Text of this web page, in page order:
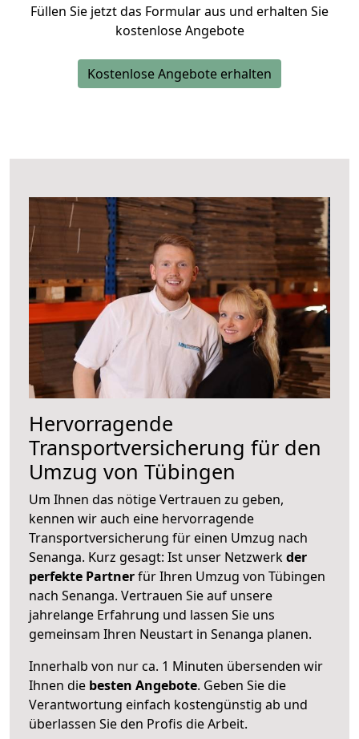
Füllen Sie jetzt das Formular aus und erhalten Sie
kostenlose Angebote
Kostenlose Angebote erhalten
Hervorragende
Transportversicherung für den
Umzug von Tübingen
Um Ihnen das nötige Vertrauen zu geben,
kennen wir auch eine hervorragende
Transportversicherung für einen Umzug nach
Senanga. Kurz gesagt: Ist unser Netzwerkder
perfekte Partnerfür Ihren Umzug von Tübingen
nach Senanga. Vertrauen Sie auf unsere
jahrelange Erfahrung und lassen Sie uns
gemeinsam Ihren Neustart in Senanga planen.
Innerhalb von nur ca. 1 Minuten übersenden wir
Ihnen die besten Angebote. Geben Sie die
Verantwortung einfach kostengünstig ab und
überlassen Sie den Profis die Arbeit.